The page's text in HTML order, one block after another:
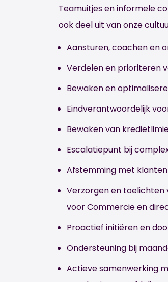
Teamuitjes en informele
ook deel uit van onze
Aansturen, coachen en
Verdelen en prioriteren
Bewaken en
Eindverantwoordelijk
Bewaken van
Escalatiepunt bij
Afstemming met
Verzorgen en toelichten
voor Commercie en
Proactief initiëren en
Ondersteuning bij
Actieve samenwerking